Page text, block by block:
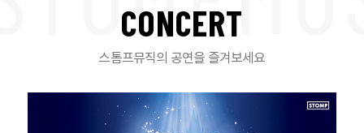
CONCERT
스톰프뮤직의 공연을 즐겨보세요